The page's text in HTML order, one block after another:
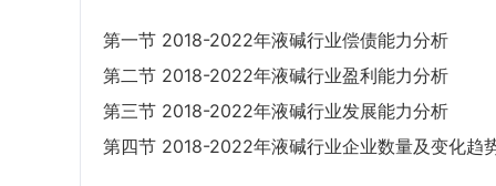
第一节 2018-2022年液碱行业偿债能力分析
第二节 2018-2022年液碱行业盈利能力分析
第三节 2018-2022年液碱行业发展能力分析
第四节 2018-2022年液碱行业企业数量及变化趋